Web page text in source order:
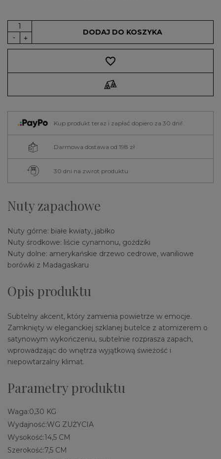
DODAJ DO KOSZYKA
favorite_border
Kup produkt teraz i zapłać dopiero za 30 dni!
Darmowa dostawa od 198 zł
30 dni na zwrot produktu
Nuty zapachowe
Nuty górne: białe kwiaty, jabłko
Nuty środkowe: liście cynamonu, goździki
Nuty dolne: amerykańskie drzewo cedrowe, waniliowe
borówki z Madagaskaru
Opis produktu
Subtelny akcent, który zamienia powietrze w emocje.
Zamknięty w eleganckiej szklanej butelce z atomizerem o
satynowym wykończeniu, subtelnie rozprasza zapach,
wprowadzając do wnętrza wyjątkową świeżość i
niepowtarzalny klimat.
Parametry produktu
Waga:0,30 KG
Wydajność:WG ZUŻYCIA
Wysokość:14,5 CM
Szerokość:7,5 CM